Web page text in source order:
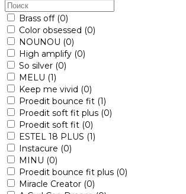
Brass off (0)
Color obsessed (0)
NOUNOU (0)
High amplify (0)
So silver (0)
MELU (1)
Keep me vivid (0)
Proedit bounce fit (1)
Proedit soft fit plus (0)
Proedit soft fit (0)
ESTEL 18 PLUS (1)
Instacure (0)
MINU (0)
Proedit bounce fit plus (0)
Miracle Creator (0)